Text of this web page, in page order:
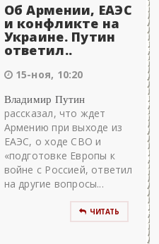
Об Армении, ЕАЭС
и конфликте на
Украине. Путин
ответил..
15-ноя, 10:20
Владимир Путин
рассказал, что ждет
Армению при выходе из
ЕАЭС, о ходе СВО и
«подготовке Европы к
войне с Россией, ответил
на другие вопросы...
ЧИТАТЬ